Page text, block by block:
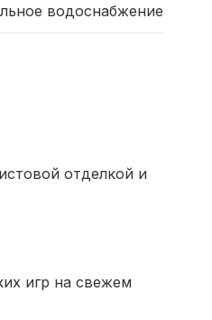
водоснабжение
отделкой и
игр на свежем